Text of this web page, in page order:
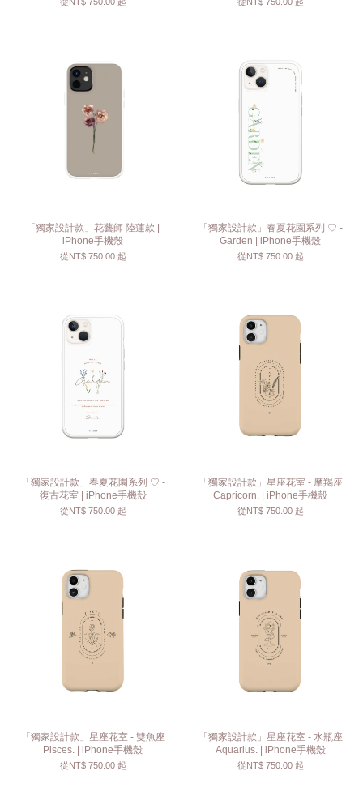
「獨家設計款」花藝師 陸蓮款 |
iPhone手機殼
從NT$ 750.00 起
「獨家設計款」春夏花園系列 ♡ -
Garden | iPhone手機殼
從NT$ 750.00 起
「獨家設計款」春夏花園系列 ♡ -
復古花室 | iPhone手機殼
從NT$ 750.00 起
「獨家設計款」星座花室 - 摩羯座
Capricorn. | iPhone手機殼
從NT$ 750.00 起
「獨家設計款」星座花室 - 雙魚座
Pisces. | iPhone手機殼
從NT$ 750.00 起
「獨家設計款」星座花室 - 水瓶座
Aquarius. | iPhone手機殼
從NT$ 750.00 起